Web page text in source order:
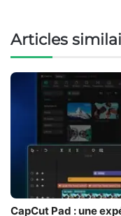
Articles
CapCut Pad : une